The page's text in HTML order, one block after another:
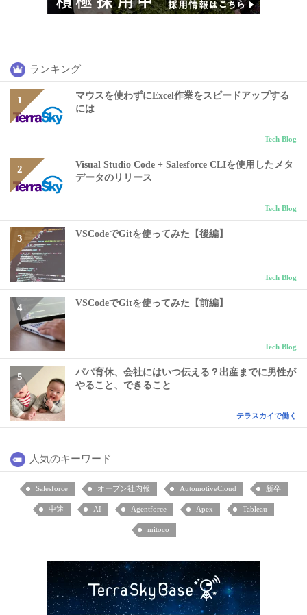
ランキング
マウスを使わずにExcel作業をスピードアップする
には
Tech Blog
Visual Studio Code + Salesforce CLIを使用したメタ
データのリリース
Tech Blog
VSCodeでGitを使ってみた【後編】
Tech Blog
VSCodeでGitを使ってみた【前編】
Tech Blog
パパ育休、会社にはいつ伝える？出産までに男性が
やること、できること
テラスカイで働く
人気のキーワード
Salesforce オープン社内報 AutomotiveCloud 新卒
中途 AI Agentforce Apex Tableau
mitoco